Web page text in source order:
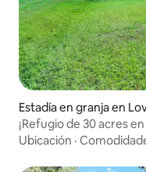
Estadía en granja en
¡Refugio de 30 acres
Ubicación ·